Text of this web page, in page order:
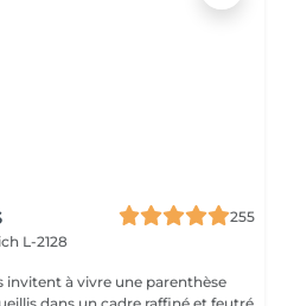
255
L-2128
invitent à vivre une parenthèse